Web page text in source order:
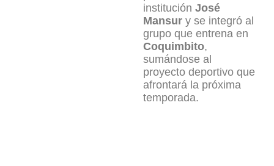
institución José
Mansur y se integró al
grupo que entrena en
Coquimbito,
sumándose al
proyecto deportivo que
afrontará la próxima
temporada.